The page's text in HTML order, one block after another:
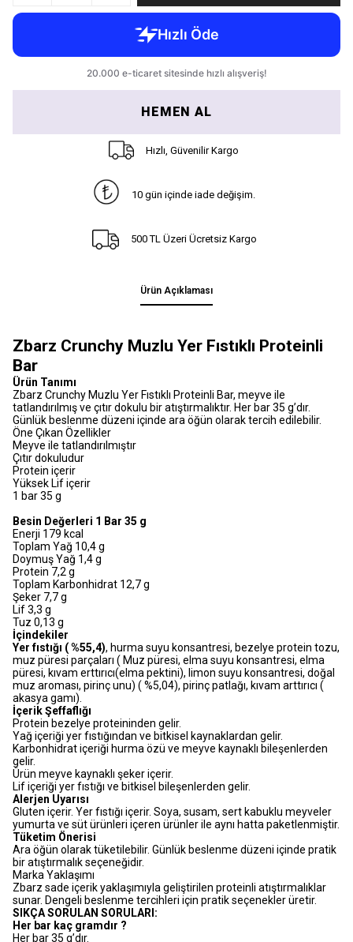
HEMEN AL
Hızlı, Güvenilir Kargo
10 gün içinde iade değişim.
500 TL Üzeri Ücretsiz Kargo
Ürün Açıklaması
Zbarz Crunchy Muzlu Yer Fıstıklı Proteinli
Bar
Ürün Tanımı
Zbarz Crunchy Muzlu Yer Fıstıklı Proteinli Bar, meyve ile
tatlandırılmış ve çıtır dokulu bir atıştırmalıktır. Her bar 35 g’dır.
Günlük beslenme düzeni içinde ara öğün olarak tercih edilebilir.
Öne Çıkan Özellikler
Meyve ile tatlandırılmıştır
Çıtır dokuludur
Protein içerir
Yüksek Lif içerir
1 bar 35 g
Besin Değerleri 1 Bar 35 g
Enerji 179 kcal
Toplam Yağ 10,4 g
Doymuş Yağ 1,4 g
Protein 7,2 g
Toplam Karbonhidrat 12,7 g
Şeker 7,7 g
Lif 3,3 g
Tuz 0,13 g
İçindekiler
Yer fıstığı ( %55,4), hurma suyu konsantresi, bezelye protein tozu,
muz püresi parçaları ( Muz püresi, elma suyu konsantresi, elma
püresi, kıvam erttırıcı(elma pektini), limon suyu konsantresi, doğal
muz aroması, pirinç unu) ( %5,04), pirinç patlağı, kıvam arttırıcı (
akasya gamı).
İçerik Şeffaflığı
Protein bezelye proteininden gelir.
Yağ içeriği yer fıstığından ve bitkisel kaynaklardan gelir.
Karbonhidrat içeriği hurma özü ve meyve kaynaklı bileşenlerden
gelir.
Ürün meyve kaynaklı şeker içerir.
Lif içeriği yer fıstığı ve bitkisel bileşenlerden gelir.
Alerjen Uyarısı
Gluten içerir. Yer fıstığı içerir. Soya, susam, sert kabuklu meyveler
yumurta ve süt ürünleri içeren ürünler ile aynı hatta paketlenmiştir.
Tüketim Önerisi
Ara öğün olarak tüketilebilir. Günlük beslenme düzeni içinde pratik
bir atıştırmalık seçeneğidir.
Marka Yaklaşımı
Zbarz sade içerik yaklaşımıyla geliştirilen proteinli atıştırmalıklar
sunar. Dengeli beslenme tercihleri için pratik seçenekler üretir.
SIKÇA SORULAN SORULARI:
Her bar kaç gramdır ?
Her bar 35 g’dır.